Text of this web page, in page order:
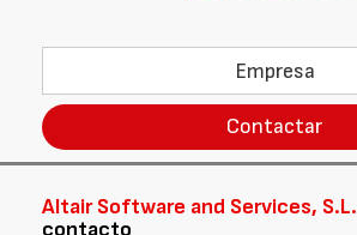
Empresa
Contactar
Altair Software and Services, S.L.
contacto